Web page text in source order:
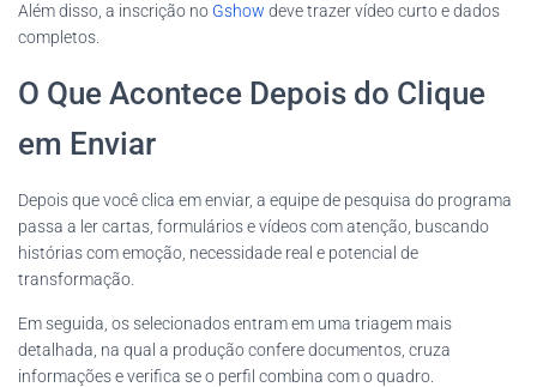
Além disso, a inscrição no Gshow deve trazer vídeo curto e dados
completos.
O Que Acontece Depois do Clique
em Enviar
Depois que você clica em enviar, a equipe de pesquisa do programa
passa a ler cartas, formulários e vídeos com atenção, buscando
histórias com emoção, necessidade real e potencial de
transformação.
Em seguida, os selecionados entram em uma triagem mais
detalhada, na qual a produção confere documentos, cruza
informações e verifica se o perfil combina com o quadro.